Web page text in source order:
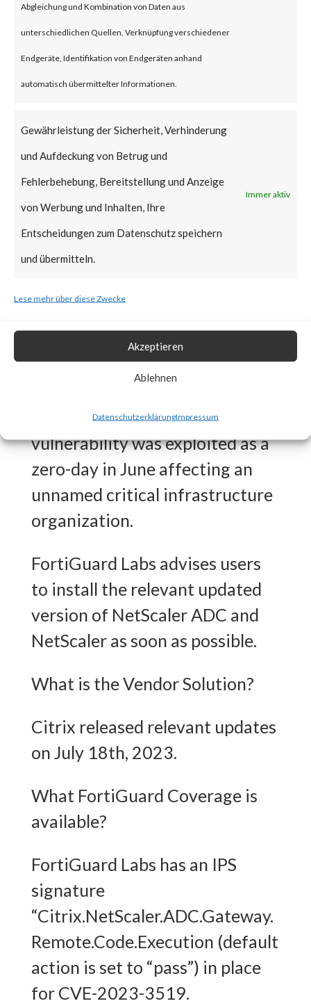
Abgleichung und Kombination von Daten aus
unterschiedlichen Quellen, Verknüpfung verschiedener
Endgeräte, Identifikation von Endgeräten anhand
automatisch übermittelter Informationen.
Gewährleistung der Sicherheit, Verhinderung
und Aufdeckung von Betrug und
Fehlerbehebung, Bereitstellung und Anzeige
von Werbung und Inhalten, Ihre
Entscheidungen zum Datenschutz speichern
und übermitteln.
Immer aktiv
Lese mehr über diese Zwecke
Akzeptieren
Ablehnen
DatenschutzerklärungImpressum
is required.
Why is this Significant?
This is significant because the
Citrix advisory acknowledged
that CVE-2023-3519 was
Known Exploited Vulnerabilities
Catalog on July 19th, 2023.
July 20th stating that the
vulnerability was exploited as a
zero-day in June affecting an
unnamed critical infrastructure
organization.
FortiGuard Labs advises users
to install the relevant updated
version of NetScaler ADC and
NetScaler as soon as possible.
What is the Vendor Solution?
Citrix released relevant updates
on July 18th, 2023.
What FortiGuard Coverage is
available?
FortiGuard Labs has an IPS
signature
“Citrix.NetScaler.ADC.Gateway.
Remote.Code.Execution (default
action is set to “pass”) in place
for CVE-2023-3519.